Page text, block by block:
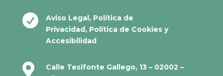
 Aviso Legal, Política de
Privacidad, Política de Cookies y
Accesibilidad

Calle Tesifonte Gallego, 13 – 02002 –